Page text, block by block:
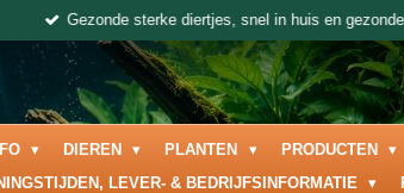
Gezonde sterke diertjes, snel in huis en
DIEREN PLANTEN PRODUCTEN
LEVER- & BEDRIJFSINFORMATIE